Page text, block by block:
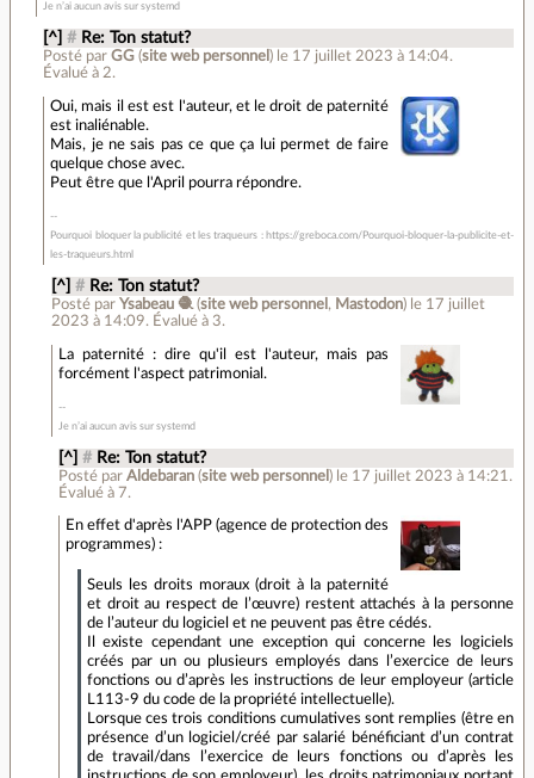
Je n’ai aucun avis sur systemd
[^] # Re: Ton statut?
Posté parGG (site web personnel ) le 17 juillet 2023 à 14:04.
Évalué à2.
Oui, mais il est est l'auteur, et le droit de paternité
est inaliénable.
Mais, je ne sais pas ce que ça lui permet de faire
quelque chose avec.
Peut être que l'April pourra répondre.
Pourquoi bloquer la publicité et les traqueurs : https://greboca.com/Pourquoi-bloquer-la-publicite-et-
les-traqueurs.html
[^] # Re: Ton statut?
Posté par Ysabeau 🧶(site web personnel , Mastodon) le 17 juillet
2023 à 14:09. Évalué à 3.
La paternité : dire qu'il est l'auteur, mais pas
forcément l'aspect patrimonial.
Je n’ai aucun avis sur systemd
[^] # Re: Ton statut?
Posté par Aldebaran(site web personnel ) le 17 juillet 2023 à 14:21 .
Évalué à 7.
En effet d'après l'APP (agence de protection des
programmes) :
Seuls les droits moraux (droit à la paternité
et droit au respect de l’œuvre) restent attachés à la personne
de l’auteur du logiciel et ne peuvent pas être cédés.
Il existe cependant une exception qui concerne les logiciels
créés par un ou plusieurs employés dans l’exercice de leurs
fonctions ou d’après les instructions de leur employeur (article
L113-9 du code de la propriété intellectuelle).
Lorsque ces trois conditions cumulatives sont remplies (être en
présence d’un logiciel/créé par salarié bénéficiant d’un contrat
de travail/dans l’exercice de leurs fonctions ou d’après les